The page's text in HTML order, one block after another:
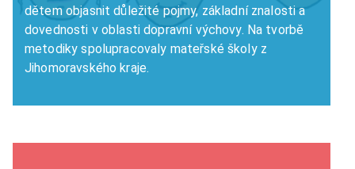
dětem objasnit důležité pojmy, základní znalosti a
dovednosti v oblasti dopravní výchovy. Na tvorbě
metodiky spolupracovaly mateřské školy z
Jihomoravského kraje.